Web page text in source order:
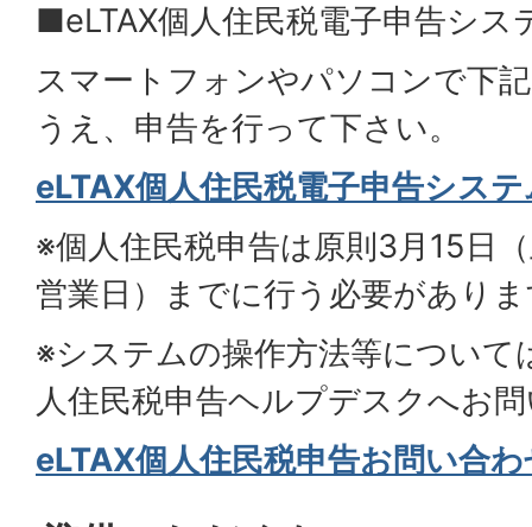
■eLTAX個人住民税電子申告シス
スマートフォンやパソコンで下
うえ、申告を行って下さい。
eLTAX個人住民税電子申告シス
※個人住民税申告は原則3月15日
営業日）までに行う必要があり
※システムの操作方法等について
人住民税申告ヘルプデスクへお
eLTAX個人住民税申告お問い合